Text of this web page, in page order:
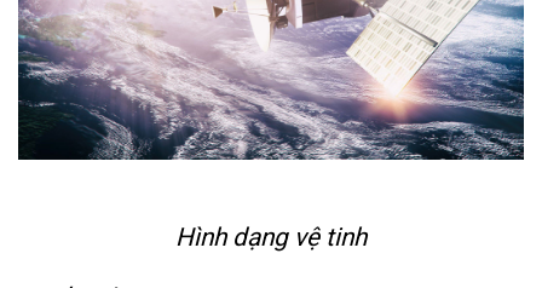
Hình dạng vệ tinh